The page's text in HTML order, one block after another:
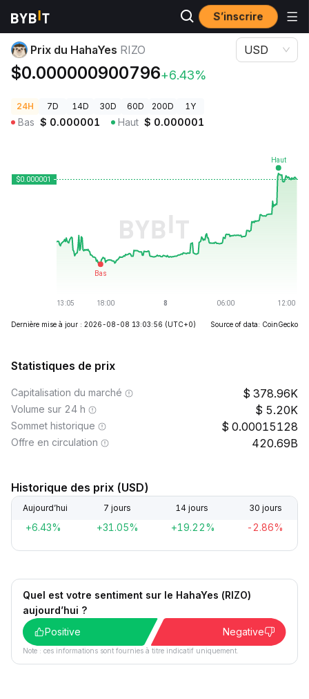
S’inscrire
Prix des cryptos
Prix du HahaYes RIZO
$0.000000900796+6.43%
USD
24H 7D 14D 30D 60D 200D 1Y
Bas $ 0.000001 Haut $ 0.000001
Dernière mise à jour : 2026-08-08 13:03:56 (UTC+0) Source of data: CoinGecko
Statistiques de prix
Capitalisation du marché 378.96K
Volume sur 24 h 5.20K
Sommet historique 0.00015128
Offre en circulation 420.69B
Historique des prix (USD)
Aujourd’hui 7 jours 14 jours 30 jours
+6.43% +31.05% +19.22% -2.86%
Quel est votre sentiment sur le HahaYes (RIZO)
aujourd’hui ?
Positive
Negative
Note : ces informations sont fournies à titre indicatif uniquement.